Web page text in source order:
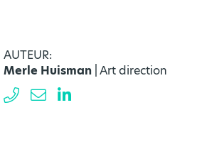
AUTEUR:
Merle Huisman | Art direction